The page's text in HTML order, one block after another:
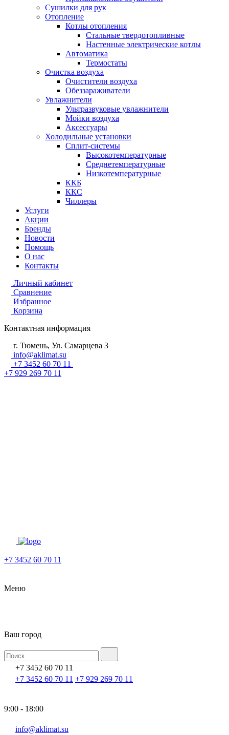
Сушилки для рук
Отопление
Котлы отопления
Стальные твердотопливные
Настенные электрические котлы
Автоматика
Термостаты
Очистка воздуха
Очистители воздуха
Обеззараживатели
Увлажнители
Ультразвуковые увлажнители
Мойки воздуха
Аксессуары
Холодильные установки
Сплит-системы
Высокотемпературные
Среднетемпературные
Низкотемпературные
ККБ
ККС
Чиллеры
Услуги
Акции
Бренды
Новости
Помощь
О нас
Контакты
Личный кабинет
Сравнение
Избранное
Корзина
Контактная информация
г. Тюмень, Ул. Самарцева 3
info@aklimat.su
+7 3452 60 70 11
+7 929 269 70 11
+7 3452 60 70 11
Меню
Ваш город
+7 3452 60 70 11
+7 3452 60 70 11 +7 929 269 70 11
9:00 - 18:00
info@aklimat.su